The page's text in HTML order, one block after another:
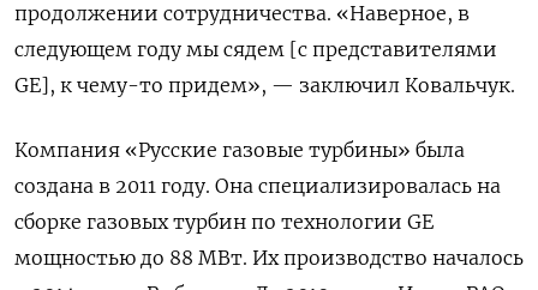
продолжении сотрудничества. «Наверное, в
следующем году мы сядем [с представителями
GE], к чему-то придем», — заключил Ковальчук.
Компания «Русские газовые турбины» была
создана в 2011 году. Она специализировалась на
сборке газовых турбин по технологии GE
мощностью до 88 МВт. Их производство началось